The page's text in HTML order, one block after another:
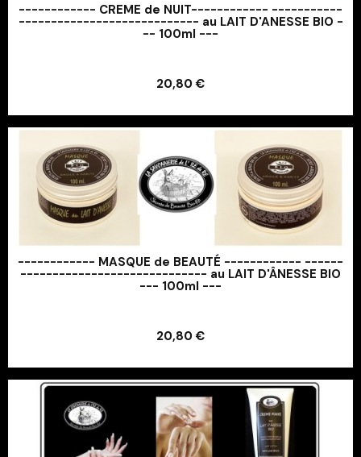
------------ CREME de NUIT------------ -----------
---------------------------- au LAIT D'ANESSE BIO -
-- 100ml ---
20,80 €
Ajouter au panier
------------ MASQUE de BEAUTÉ ------------ ------
----------------------------- au LAIT D'ÂNESSE BIO
--- 100ml ---
20,80 €
Ajouter au panier